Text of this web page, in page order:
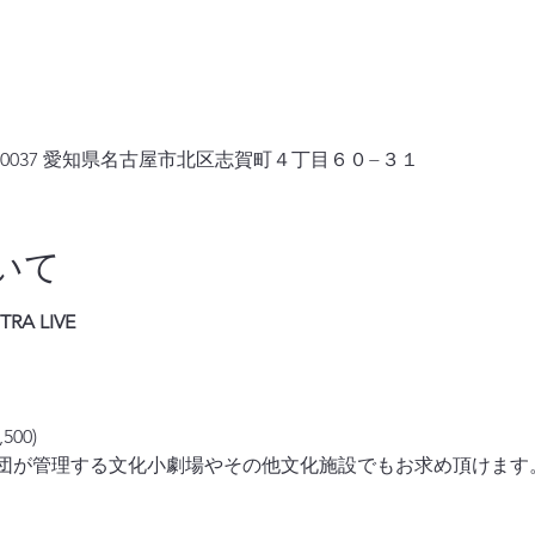
愛知県名古屋市北区志賀町４丁目６０−３１
て
LIVE
管理する文化小劇場やその他文化施設でもお求め頂けます